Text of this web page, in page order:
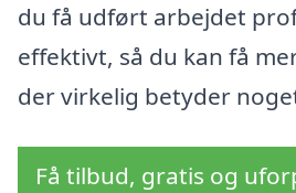
du få udført arbejdet
effektivt, så du kan få
der virkelig betyder
Få tilbud, gratis og